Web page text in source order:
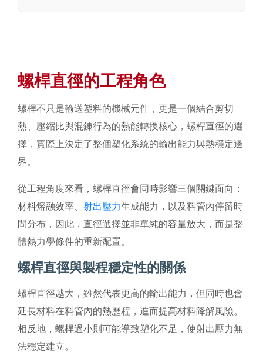
螺桿直徑的工程角色
螺桿不只是輸送塑料的機械元件，更是一個結合剪切
熱、壓縮比與混鍊行為的熱能轉換核心，螺桿直徑的選
擇，實際上決定了整個塑化系統的輸出能力與熱穩定邊
界。
從工程角度來看，螺桿直徑會同時影響三個關鍵面向：
材料熔融效率、 射出壓力生成能力，以及料管內停留時
間分布，因此，直徑選擇並非單純的容量放大，而是整
體熱力學條件的重新配置。
螺桿直徑與製程穩定性的關係
螺桿直徑越大，雖然代表更高的輸出能力，但同時也會
延長材料在料管內的熱歷程，進而提高材料降解風險。
相反地，螺桿過小則可能導致塑化不足，使射出壓力無
法穩定建立。